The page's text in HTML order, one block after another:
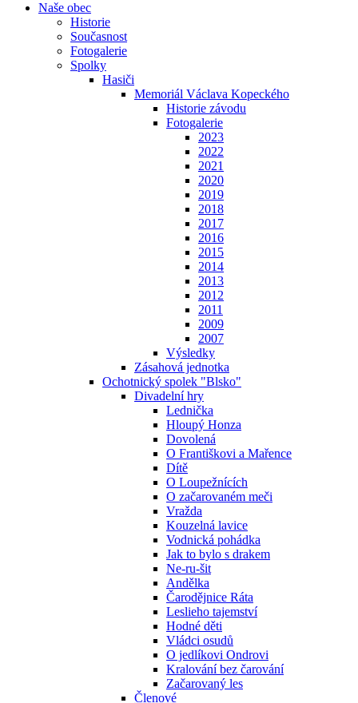
Naše obec
Historie
Současnost
Fotogalerie
Spolky
Hasiči
Memoriál Václava Kopeckého
Historie závodu
Fotogalerie
2023
2022
2021
2020
2019
2018
2017
2016
2015
2014
2013
2012
2011
2009
2007
Výsledky
Zásahová jednotka
Ochotnický spolek "Blsko"
Divadelní hry
Lednička
Hloupý Honza
Dovolená
O Františkovi a Mařence
Dítě
O Loupežnících
O začarovaném meči
Vražda
Kouzelná lavice
Vodnická pohádka
Jak to bylo s drakem
Ne-ru-šit
Andělka
Čarodějnice Ráta
Leslieho tajemství
Hodné děti
Vládci osudů
O jedlíkovi Ondrovi
Kralování bez čarování
Začarovaný les
Členové